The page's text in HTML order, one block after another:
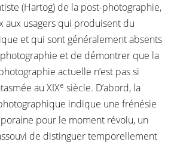
(Hartog) de la post-photographie,
aux usagers qui produisent du
et qui sont généralement absents
et de démontrer que la
actuelle n’est pas si
au XIXe siècle. D’abord, la
indique une frénésie
pour le moment révolu, un
de distinguer temporellement